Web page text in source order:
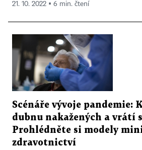
21. 10. 2022 ▪ 6 min. čtení
Scénáře vývoje pandemie:
dubnu nakažených a vrátí
Prohlédněte si modely
zdravotnictví